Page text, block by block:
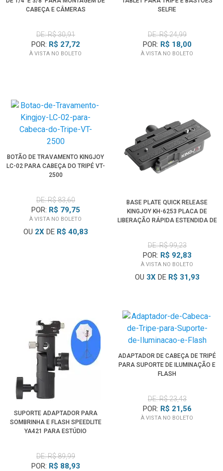
CABEÇA E CÂMERAS
DE: R$ 30,91
POR: R$ 27,72
À VISTA NO BOLETO
SELFIE
DE: R$ 24,99
POR: R$ 18,00
À VISTA NO BOLETO
BOTÃO DE TRAVAMENTO KINGJOY
LC-02 PARA CABEÇA DO TRIPÉ VT-
2500
DE: R$ 83,60
POR: R$ 79,75
À VISTA NO BOLETO
OU 2XDE R$ 40,83
BASE PLATE QUICK RELEASE
KINGJOY KH-6253 PLACA DE
LIBERAÇÃO RÁPIDA ESTENDIDA DE
DE: R$ 99,23
POR: R$ 92,83
À VISTA NO BOLETO
OU 3XDE R$ 31,93
SUPORTE ADAPTADOR PARA
SOMBRINHA E FLASH SPEEDLITE
YA421 PARA ESTÚDIO
DE: R$ 89,99
POR: R$ 88,93
ADAPTADOR DE CABEÇA DE TRIPÉ
PARA SUPORTE DE ILUMINAÇÃO E
FLASH
DE: R$ 23,43
POR: R$ 21,56
À VISTA NO BOLETO